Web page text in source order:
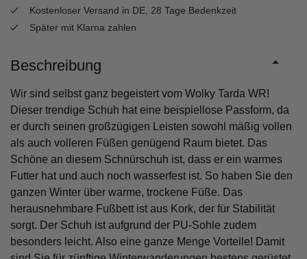
Kostenloser Versand in DE, 28 Tage Bedenkzeit
Später mit Klarna zahlen
Beschreibung
Wir sind selbst ganz begeistert vom Wolky Tarda WR!
Dieser trendige Schuh hat eine beispiellose Passform, da
er durch seinen großzügigen Leisten sowohl mäßig vollen
als auch volleren Füßen genügend Raum bietet. Das
Schöne an diesem Schnürschuh ist, dass er ein warmes
Futter hat und auch noch wasserfest ist. So haben Sie den
ganzen Winter über warme, trockene Füße. Das
herausnehmbare Fußbett ist aus Kork, der für Stabilität
sorgt. Der Schuh ist aufgrund der PU-Sohle zudem
besonders leicht. Also eine ganze Menge Vorteile! Damit